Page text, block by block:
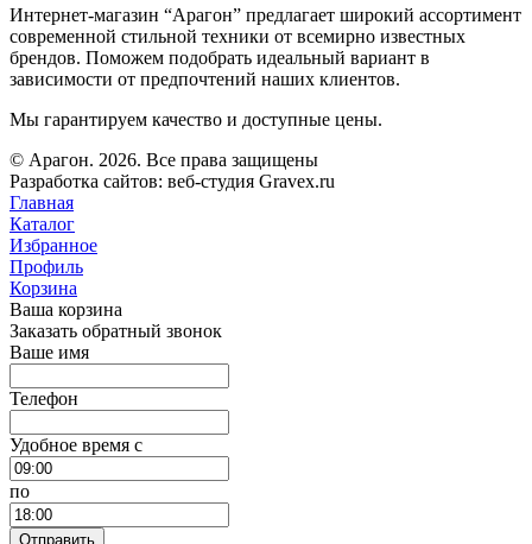
Интернет-магазин “Арагон” предлагает широкий ассортимент
современной стильной техники от всемирно известных
брендов. Поможем подобрать идеальный вариант в
зависимости от предпочтений наших клиентов.
Мы гарантируем качество и доступные цены.
© Арагон. 2026. Все права защищены
Разработка сайтов: веб-студия Gravex.ru
Главная
Каталог
Избранное
Профиль
Корзина
Ваша корзина
Заказать обратный звонок
Ваше имя
Телефон
Удобное время c
по
Отправить